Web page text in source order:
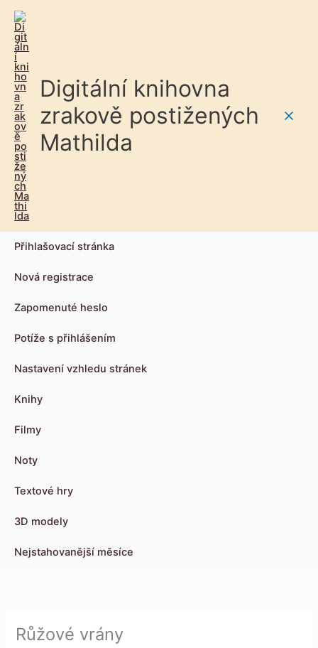
Digitální knihovna
zrakově postižených
Mathilda
Přihlašovací stránka
Nová registrace
Zapomenuté heslo
Potíže s přihlášením
Nastavení vzhledu stránek
Knihy
Filmy
Noty
Textové hry
3D modely
Nejstahovanější měsíce
Růžové vrány